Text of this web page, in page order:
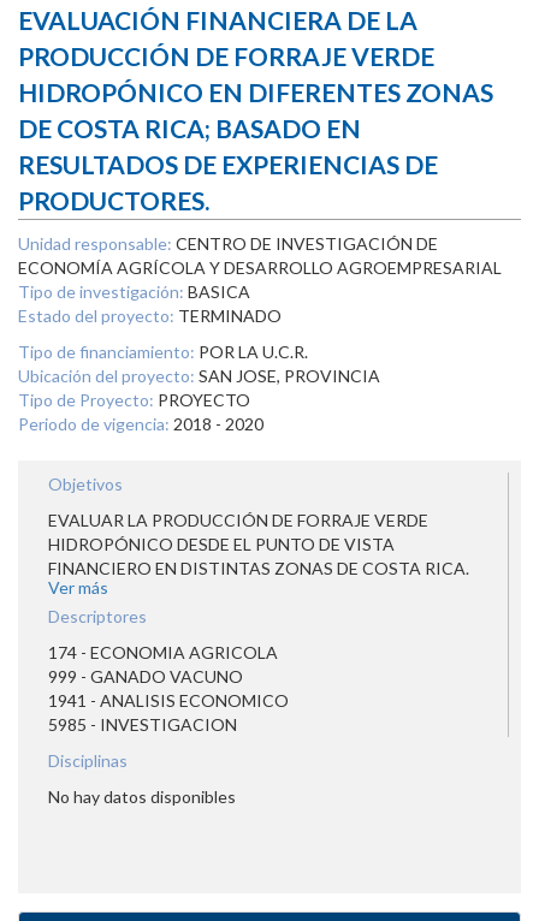
EVALUACIÓN FINANCIERA DE LA
PRODUCCIÓN DE FORRAJE VERDE
HIDROPÓNICO EN DIFERENTES ZONAS
DE COSTA RICA; BASADO EN
RESULTADOS DE EXPERIENCIAS DE
PRODUCTORES.
Unidad responsable: CENTRO DE INVESTIGACIÓN DE
ECONOMÍA AGRÍCOLA Y DESARROLLO AGROEMPRESARIAL
Tipo de investigación: BASICA
Estado del proyecto: TERMINADO
Tipo de financiamiento: POR LA U.C.R.
Ubicación del proyecto: SAN JOSE, PROVINCIA
Tipo de Proyecto: PROYECTO
Periodo de vigencia: 2018 - 2020
Objetivos
EVALUAR LA PRODUCCIÓN DE FORRAJE VERDE
HIDROPÓNICO DESDE EL PUNTO DE VISTA
FINANCIERO EN DISTINTAS ZONAS DE COSTA RICA.
Ver más
Descriptores
174 - ECONOMIA AGRICOLA
999 - GANADO VACUNO
1941 - ANALISIS ECONOMICO
5985 - INVESTIGACION
Disciplinas
No hay datos disponibles